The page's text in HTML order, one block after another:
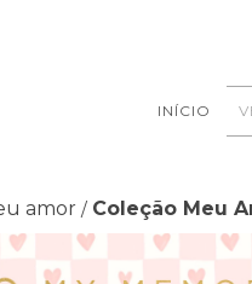
INÍCIO
amor / Coleção Meu